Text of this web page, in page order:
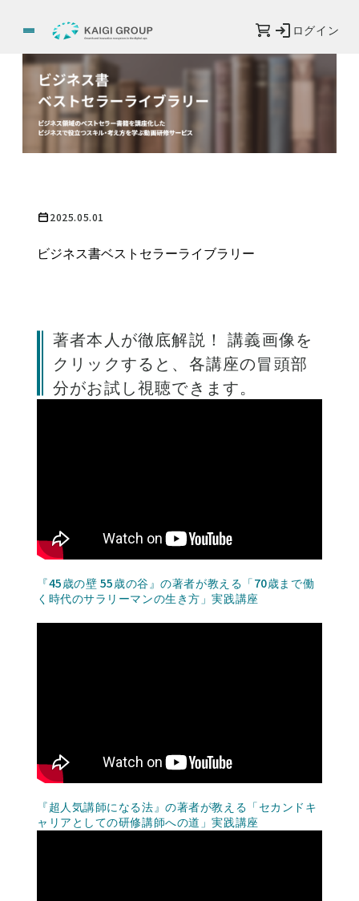
ログイン
2025.05.01
ビジネス書ベストセラーライブラリー
著者本人が徹底解説！ 講義画像を
クリックすると、各講座の冒頭部
分がお試し視聴できます。
『45歳の壁 55歳の谷』の著者が教える「70歳まで働
く時代のサラリーマンの生き方」実践講座
『超人気講師になる法』の著者が教える「セカンドキ
ャリアとしての研修講師への道」実践講座